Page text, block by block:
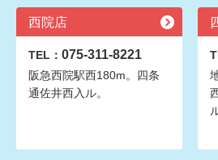
西院店
TEL： 075-311-8221
阪急西院駅西180m。四条
通佐井西入ル。